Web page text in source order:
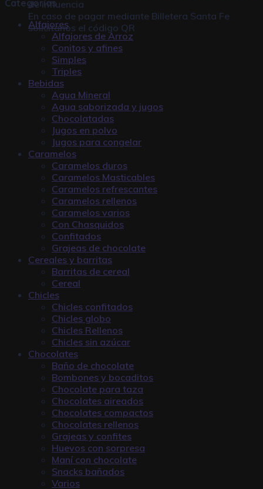
de influencia
En caso de pagar mediante Billetera Santa Fe
solicitanos el código QR
Categorías
Alfajores
Alfajores de Arroz
Conitos y afines
Simples
Triples
Bebidas
Agua Mineral
Agua saborizada y jugos
Chocolatadas
Jugos en polvo
Jugos para congelar
Caramelos
Caramelos duros
Caramelos Masticables
Caramelos refrescantes
Caramelos rellenos
Caramelos varios
Con Chasquidos
Confitados
Grajeas de chocolate
Cereales y barritas
Barritas de cereal
Cereal
Chicles
Chicles confitados
Chicles globo
Chicles Rellenos
Chicles sin azúcar
Chocolates
Baño de chocolate
Bombones y bocaditos
Chocolate para taza
Chocolates aireados
Chocolates compactos
Chocolates rellenos
Grajeas y confites
Huevos con sorpresa
Maní con chocolate
Snacks bañados
Varios